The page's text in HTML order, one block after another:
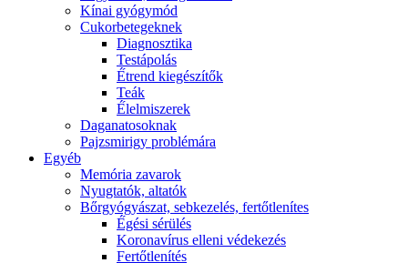
Kínai gyógymód
Cukorbetegeknek
Diagnosztika
Testápolás
É́trend kiegészítők
Teák
É́lelmiszerek
Daganatosoknak
Pajzsmirigy problémára
Egyéb
Memória zavarok
Nyugtatók, altatók
Bőrgyógyászat, sebkezelés, fertőtlenítes
É́gési sérülés
Koronavírus elleni védekezés
Fertőtlenítés